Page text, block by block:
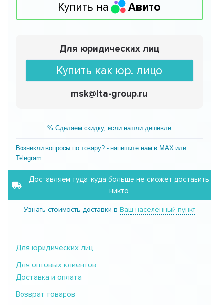
Купить на Авито
Для юридических лиц
Купить как юр. лицо
msk@ita-group.ru
% Сделаем скидку, если нашли дешевле
Возникли вопросы по товару? - напишите нам в MAX или
Telegram
Доставляем туда, куда больше не сможет доставить
никто
Узнать стоимость доставки в Ваш населенный пункт
Для юридических лиц
Для оптовых клиентов
Доставка и оплата
Возврат товаров